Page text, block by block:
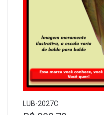
LUB-2027C